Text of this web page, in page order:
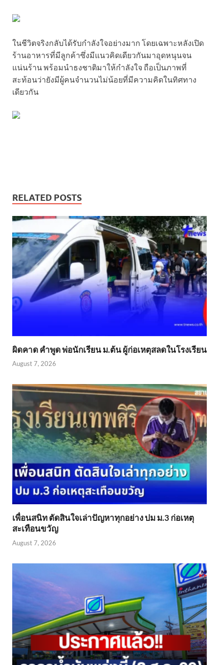
ในชีวิตจริงกลับได้รับกำลังใจอย่างมาก โดยเฉพาะหลังเปิด
ร้านอาหารที่มีลูกค้าซึ่งมีแนวคิดเดียวกันมาอุดหนุนจน
แน่นร้าน พร้อมนำธงชาติมาให้กำลังใจ ถือเป็นภาพที่
สะท้อนว่ายังมีผู้คนจำนวนไม่น้อยที่มีความคิดในทิศทาง
เดียวกัน
RELATED POSTS
ผิดคาด คำพูด พ่อนักเรียน ม.ต้น ผู้ก่อเหตุสลดในโรงเรียน
August 7, 2026
เพื่อนสนิท ตัดสินใจเล่าปัญหาทุกอย่าง ปม ม.3 ก่อเหตุ
สะเทือนขวัญ
August 7, 2026